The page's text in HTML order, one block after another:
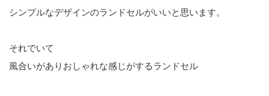
シンプルなデザインのランドセルがいいと思います。
それでいて
風合いがありおしゃれな感じがするランドセル